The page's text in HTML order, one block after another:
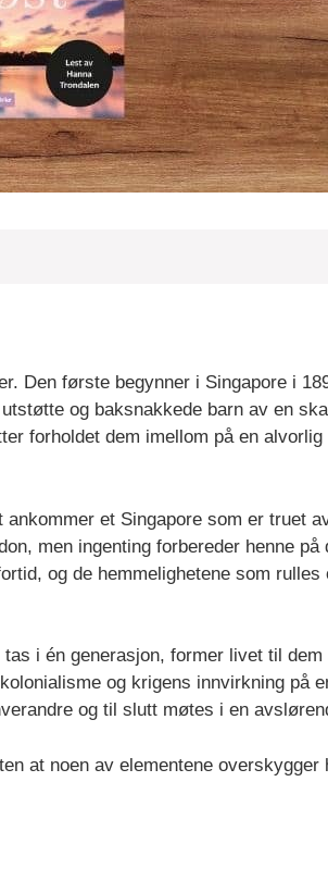
Den første begynner i Singapore i
og baksnakkede barn av en
forholdet dem imellom på en
et Singapore som er truet
men ingenting forbereder henne
og de hemmelighetene som
tas i én generasjon, former livet til
og krigens innvirkning på
og til slutt møtes i en
at noen av elementene